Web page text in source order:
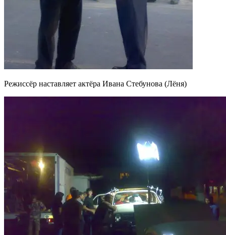
Режиссёр наставляет актёра Ивана Стебунова (Лёня)